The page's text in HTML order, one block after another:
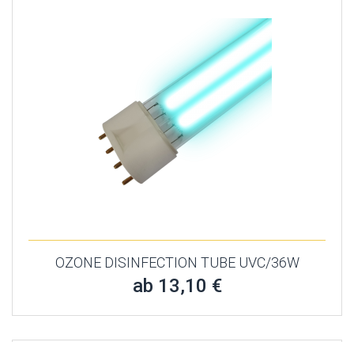
OZONE DISINFECTION TUBE UVC/36W
ab 13,10 €